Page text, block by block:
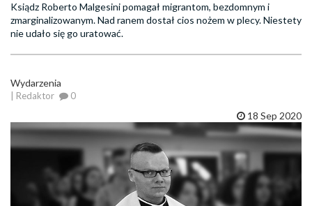
Ksiądz Roberto Malgesini pomagał migrantom, bezdomnym i
zmarginalizowanym. Nad ranem dostał cios nożem w plecy. Niestety
nie udało się go uratować.
Wydarzenia
| Redaktor 0
18 Sep 2020